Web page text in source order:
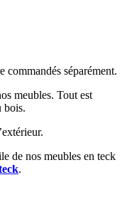
commandés séparément.
meubles. Tout est
bois.
de nos meubles en teck
.